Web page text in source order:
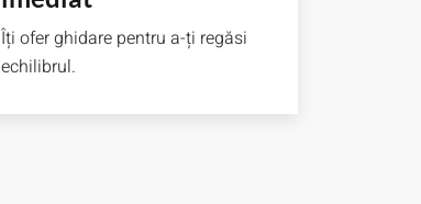
Îți ofer ghidare pentru a-ți regăsi
echilibrul.